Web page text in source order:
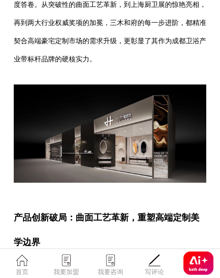
度答卷。从突破性的曲面工艺革新，到上海厨卫展的惊艳亮相，
再到两大行业权威奖项的加冕，三木和府的每一步进阶，都精准
契合高端豪宅定制市场的需求升级，更彰显了其作为成都卫浴产
业带标杆品牌的硬核实力。
产品创新破局：曲面工艺革新，重塑高端定制美
学边界
首页 我要加盟 我要咨询 写评论